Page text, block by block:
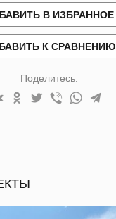
В ИЗБРАННОЕ
К СРАВНЕНИЮ
Поделитесь: